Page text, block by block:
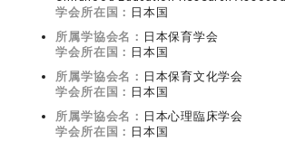
学会所在国： 日本国
所属学協会名： 日本保育学会
学会所在国： 日本国
所属学協会名： 日本保育文化学会
学会所在国： 日本国
所属学協会名： 日本心理臨床学会
学会所在国： 日本国